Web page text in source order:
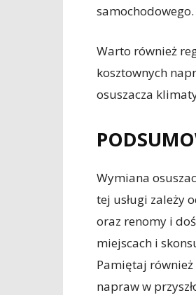
Warto również
kosztownych
osuszacza
Wymiana
tej usługi zależy
oraz renomy i
miejscach i
Pamiętaj
napraw w